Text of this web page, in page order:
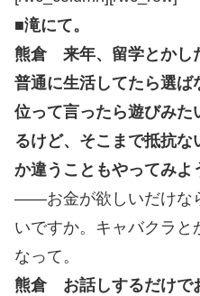
■滝にて。
熊倉 来年、留学とかし
普通に生活してたら選ば
位って言ったら遊びみた
るけど、そこまで抵抗
か違うこともやってみよ
――お金が欲しいだけな
いですか。キャバクラと
なって。
熊倉 お話しするだけで